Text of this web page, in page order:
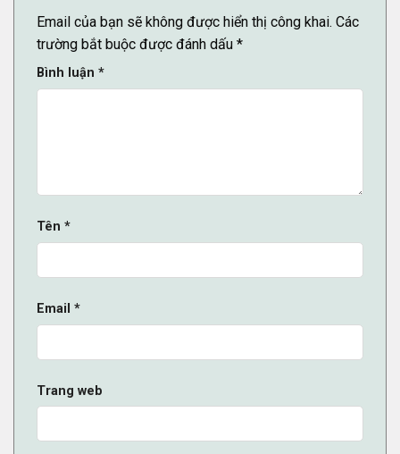
Email của bạn sẽ không được hiển thị công khai. Các
trường bắt buộc được đánh dấu *
Bình luận *
Tên *
Email *
Trang web